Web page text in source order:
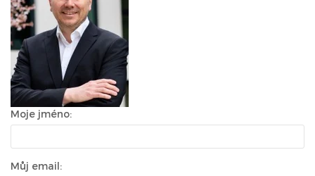
Moje jméno:
Můj email: